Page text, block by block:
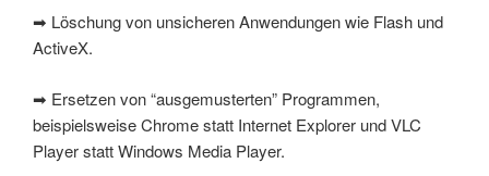
➡ Löschung von unsicheren Anwendungen wie Flash und
ActiveX.
➡ Ersetzen von “ausgemusterten” Programmen,
beispielsweise Chrome statt Internet Explorer und VLC
Player statt Windows Media Player.